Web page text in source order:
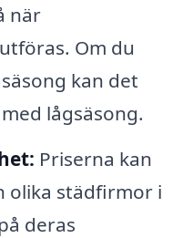
när
Om du
kan det
lågsäsong.
Priserna kan
olika städfirmor i
deras